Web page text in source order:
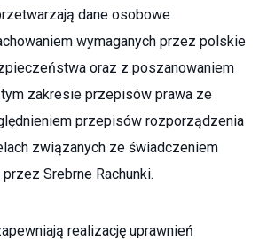
dane osobowe
wymaganych przez polskie
oraz z poszanowaniem
zakresie przepisów prawa ze
przepisów rozporządzenia
związanych ze świadczeniem
Srebrne Rachunki.
realizację uprawnień